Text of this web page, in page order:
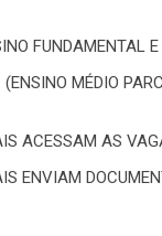
FUNDAMENTAL
MÉDIO
ACESSAM AS
ENVIAM